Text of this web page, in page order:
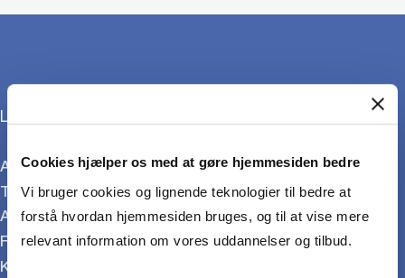
Cookies hjælper os med at gøre hjemmesiden bedre
Vi bruger cookies og lignende teknologier til bedre at
forstå hvordan hjemmesiden bruges, og til at vise mere
relevant information om vores uddannelser og tilbud.
Læs mere om HD-uddannelserne:
Alle HD-uddannelser
Tilmeld dig HD
Adgangskrav
For virksomheder
Kurser